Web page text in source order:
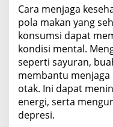
Cara menjaga
pola makan yang
konsumsi dapat
kondisi mental.
seperti sayuran,
membantu menjaga
otak. Ini dapat
energi, serta
depresi.